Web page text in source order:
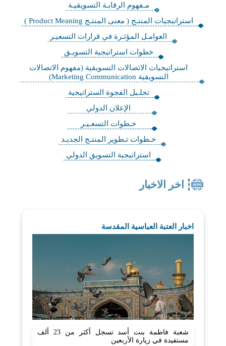
مـفهوم الرقابـة التسويقيـة
استراتيجيات المنتـج ( معنى المنتـج Product Meaning )
العوامـل المؤثـرة في قرارات التسعيـر
خطوات استراتيجية التسويـق
استراتيجيات الاتصالات التسويقية (مفهوم الاتصالات
التسويقية Marketing Communication)
تحلـيل الفجوة الستراتيجية
الإعلان الدولي
خـطوات التسعـيـر
خـطوات تـطوير المنتـج الجديـد
استراتيجية التسويق الدولي
اخر الاخبار
اخبار العتبة العباسية المقدسة
شعبة فاطمة بنت أسد تسجل أكثر من 23 ألف
مستفيدة في زيارة الأربعين